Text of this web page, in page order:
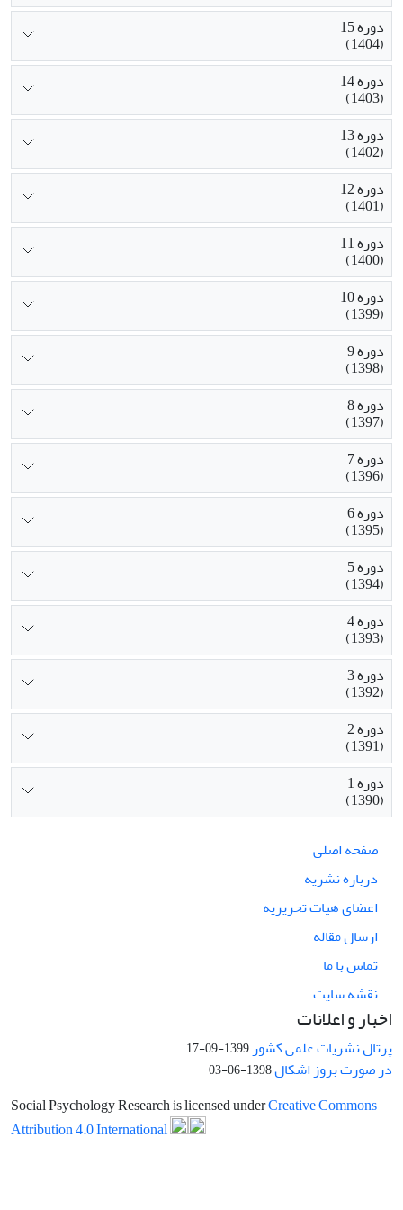
دوره 15
(1404)
دوره 14
(1403)
دوره 13
(1402)
دوره 12
(1401)
دوره 11
(1400)
دوره 10
(1399)
دوره 9
(1398)
دوره 8
(1397)
دوره 7
(1396)
دوره 6
(1395)
دوره 5
(1394)
دوره 4
(1393)
دوره 3
(1392)
دوره 2
(1391)
دوره 1
(1390)
صفحه اصلی
درباره نشریه
اعضای هیات تحریریه
ارسال مقاله
تماس با ما
نقشه سایت
اخبار و اعلانات
پرتال نشریات علمی کشور 1399-09-17
در صورت بروز اشکال1398-06-03
Social Psychology Research is licensed underCreative Commons
Attribution 4.0 International